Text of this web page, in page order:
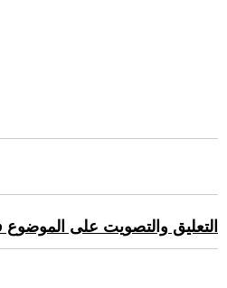
التعليق والتصويت على